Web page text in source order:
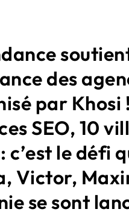
des
par Khosi
SEO, 10
c’est le défi
Victor,
se sont